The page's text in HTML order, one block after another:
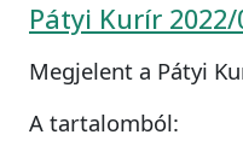
Pátyi Kurír 2022/
Megjelent a Pátyi
A tartalomból: